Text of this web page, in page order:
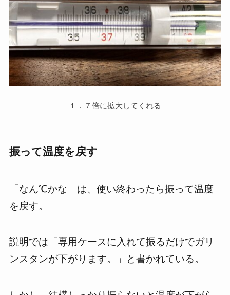
１．７倍に拡大してくれる
振って温度を戻す
「なん℃かな」は、 使い終わったら振って温度
を戻す。
説明では「専用ケースに入れて振るだけでガリ
ンスタンが下がります。」と書かれている。